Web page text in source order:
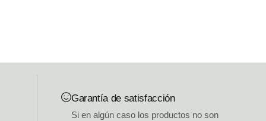
Garantía de satisfacción
Si en algún caso los productos no son